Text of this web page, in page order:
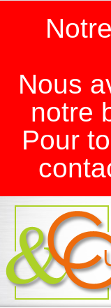
Nous
notre
Pour